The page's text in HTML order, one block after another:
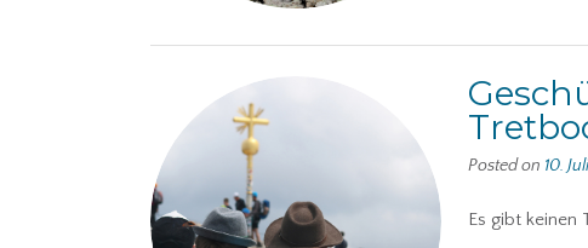
Posted on 10.
Es gibt keinen